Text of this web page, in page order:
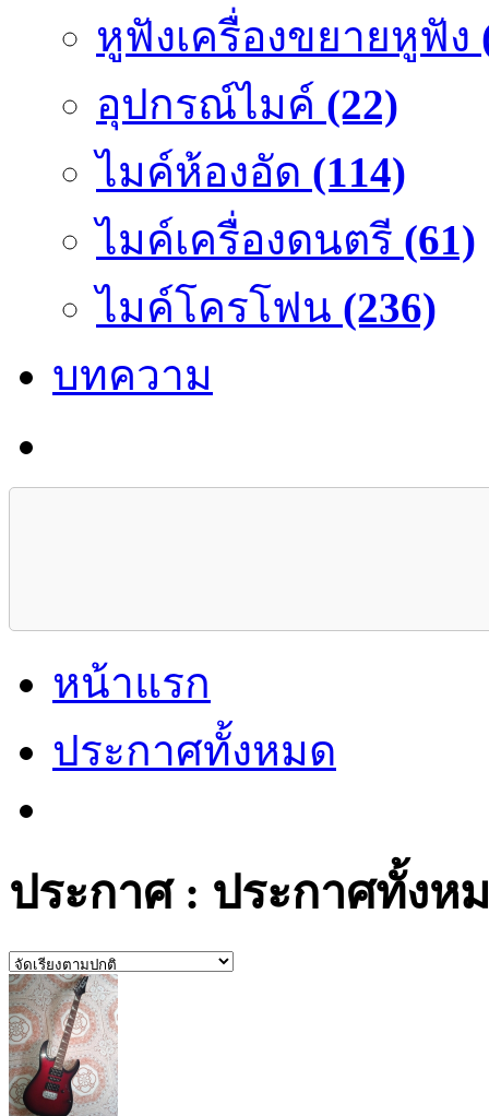
หูฟังเครื่องขยายหูฟัง
อุปกรณ์ไมค์ (22)
ไมค์ห้องอัด (114)
ไมค์เครื่องดนตรี (61)
ไมค์โครโฟน (236)
บทความ
หน้าแรก
ประกาศทั้งหมด
ประกาศ : ประกาศทั้ง